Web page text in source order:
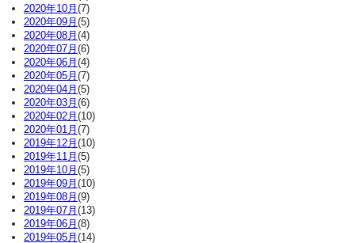
2020年10月 (7)
2020年09月 (5)
2020年08月 (4)
2020年07月 (6)
2020年06月 (4)
2020年05月 (7)
2020年04月 (5)
2020年03月 (6)
2020年02月 (10)
2020年01月 (7)
2019年12月 (10)
2019年11月 (5)
2019年10月 (5)
2019年09月 (10)
2019年08月 (9)
2019年07月 (13)
2019年06月 (8)
2019年05月 (14)